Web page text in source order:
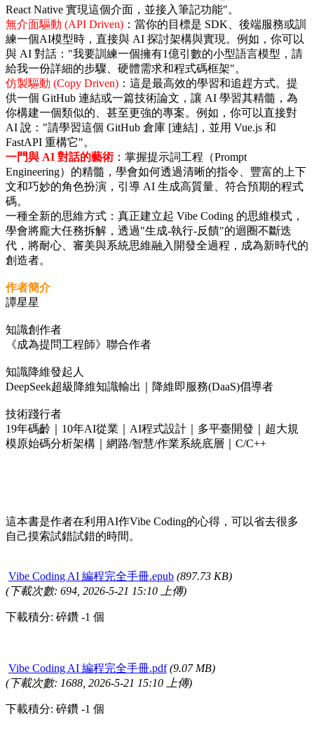
React Native 實現這個介面，並接入筆記功能"。
無介面驅動 (API Driven) ：當你的目標是 SDK、後端服務或訓
練一個AI模型時，直接與 AI 探討架構與實現。例如，你可以
與 AI 對話："我要訓練一個擁有1億引數的小型語言模型，請
給我一份詳細的步驟、硬體需求和程式碼框架"。
仿製驅動 (Copy Driven) ：這是最高效的學習和追趕方式。提
供一個 GitHub 連結或一篇技術論文，讓 AI 學習其精髓，為
你構建一個類似的、甚至更強的專案。例如，你可以直接對
AI 說："請學習這個 GitHub 倉庫 [連結]，並用 Vue.js 和
FastAPI 重構它"。
一門與 AI 對話的藝術：掌握提示詞工程（Prompt
Engineering）的精髓，學會如何透過清晰的指令、豐富的上下
文和巧妙的角色扮演，引導 AI 生成高質量、符合預期的程式
碼。
一種全新的思維方式：真正建立起 Vibe Coding 的思維模式，
學會將龐大任務拆解，透過"生成-執行-反饋"的迴圈不斷迭
代，將耐心、審美與系統思維融入開發全過程，成為新時代的
創造者。
作者簡介
譚星星
知識創作者
《成為提問工程師》聯合作者
知識降維發起人
DeepSeek超級降維知識輸出｜降維即服務(DaaS)倡導者
技術踐行者
19年碼齡｜10年AI從業｜AI程式設計｜多平臺開發｜超大規
模原始碼分析架構｜網路/智慧/作業系統底層｜C/C++
這本書是作者在利用AI作Vibe Coding的心得，可以省去很多
自己摸索試錯試錯的時間。
Vibe Coding AI 編程完全手冊.epub (897.73 KB)
(下載次數: 694, 2026-5-21 15:10 上傳)
下載積分: 碎鑽 -1 個
Vibe Coding AI 編程完全手冊.pdf (9.07 MB)
(下載次數: 1688, 2026-5-21 15:10 上傳)
下載積分: 碎鑽 -1 個